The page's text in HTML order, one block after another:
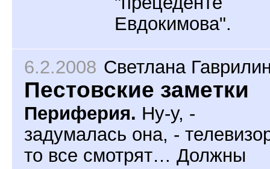
Евдокимова".
6.2.2008 Светлана
Пестовские заметки
Периферия. Ну-у, -
задумалась она, -
то все смотрят… Должны